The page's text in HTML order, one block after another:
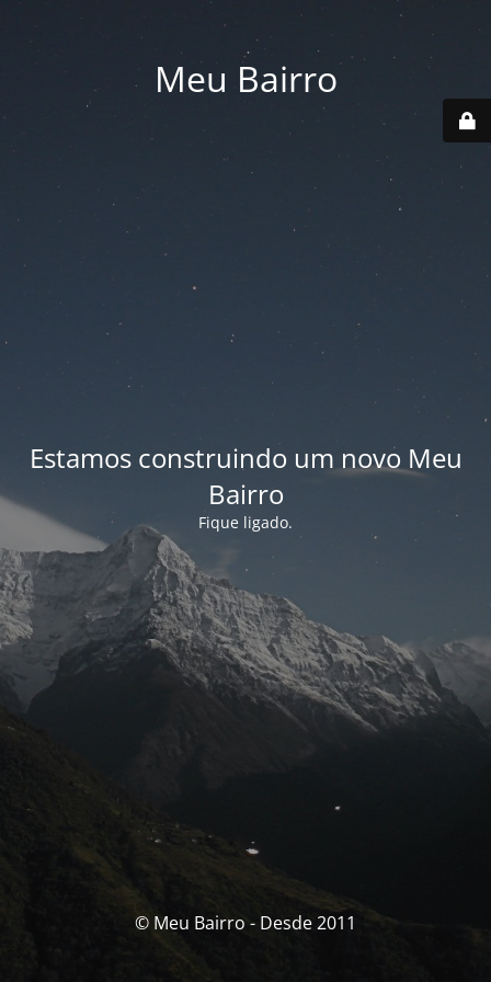
Meu Bairro
Estamos construindo um novo Meu
Bairro
Fique ligado.
© Meu Bairro - Desde 2011